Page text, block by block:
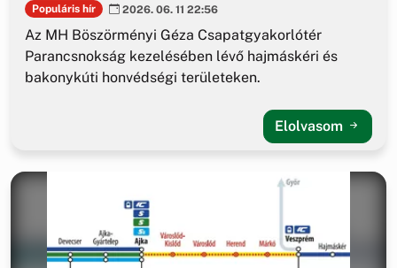
Populáris hír 2026. 06. 11 22:56
Az MH Böszörményi Géza Csapatgyakorlótér
Parancsnokság kezelésében lévő hajmáskéri és
bakonykúti honvédségi területeken.
Elolvasom